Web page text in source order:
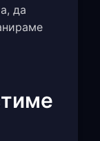
да